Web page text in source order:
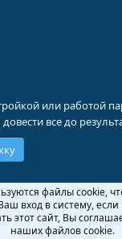
или работой
все до
и правила
Помощь
файлы cookie,
вход в систему, если
этот сайт, Вы
наших файлов cookie.